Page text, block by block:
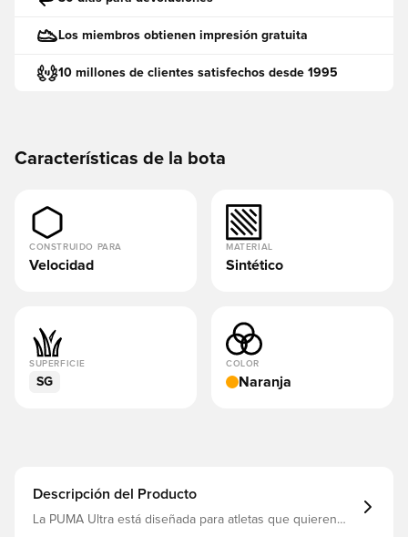
Los miembros obtienen impresión gratuita
10 millones de clientes satisfechos desde 1995
Características de la bota
CONSTRUIDO PARA
Velocidad
MATERIAL
Sintético
SUPERFICIE
SG
COLOR
Naranja
Descripción del Producto
La PUMA Ultra está diseñada para atletas que quieren